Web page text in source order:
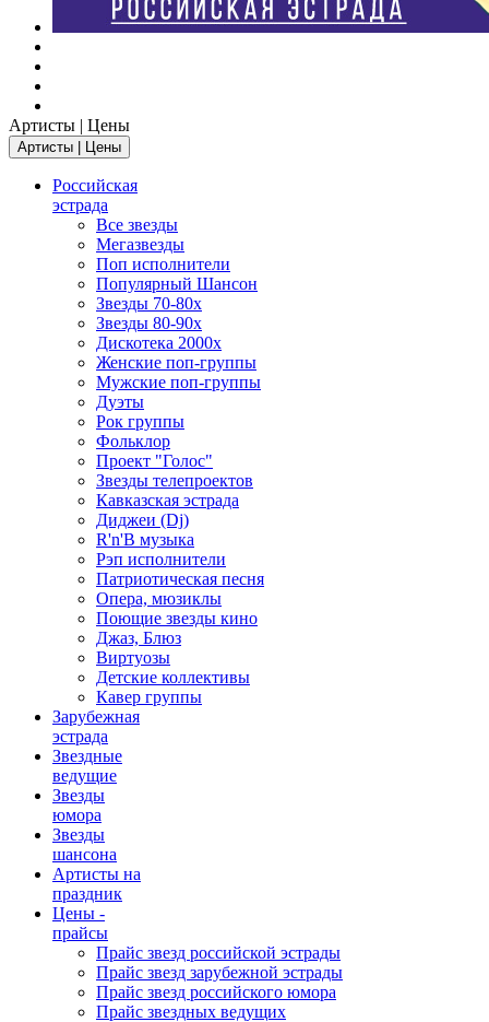
Артисты | Цены
Артисты | Цены
Российская
эстрада
Все звезды
Мегазвезды
Поп исполнители
Популярный Шансон
Звезды 70-80х
Звезды 80-90х
Дискотека 2000х
Женские поп-группы
Мужские поп-группы
Дуэты
Рок группы
Фольклор
Проект "Голос"
Звезды телепроектов
Кавказская эстрада
Диджеи (Dj)
R'n'B музыка
Рэп исполнители
Патриотическая песня
Опера, мюзиклы
Поющие звезды кино
Джаз, Блюз
Виртуозы
Детские коллективы
Кавер группы
Зарубежная
эстрада
Звездные
ведущие
Звезды
юмора
Звезды
шансона
Артисты на
праздник
Цены -
прайсы
Прайс звезд российской эстрады
Прайс звезд зарубежной эстрады
Прайс звезд российского юмора
Прайс звездных ведущих